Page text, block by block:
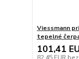
Viessmann
tepelné
101,41